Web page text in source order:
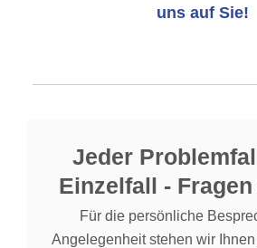
uns auf Sie!
Jeder
Einzelfall -
Für die persönliche
Angelegenheit stehen wir